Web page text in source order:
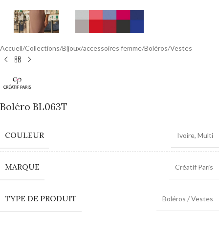
Accueil/Collections/Bijoux/accessoires femme/Boléros/Vestes
Boléro BL063T
COULEUR Ivoire, Multi
MARQUE Créatif Paris
TYPE DE PRODUIT Boléros / Vestes